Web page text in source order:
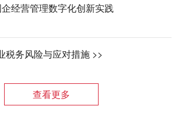
经营管理数字化创新实践
税务风险与应对措施 >>
查看更多